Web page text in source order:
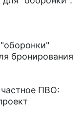
бронирования
ПВО: